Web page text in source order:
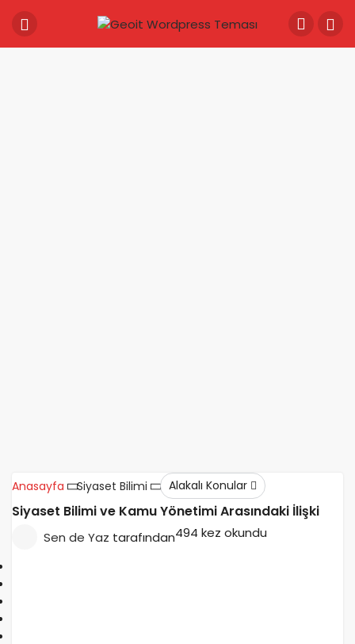
Anasayfa Siyaset Bilimi Alakalı Konular
Siyaset Bilimi ve Kamu Yönetimi Arasındaki İlişki
Sen de Yaz tarafından494 kez okundu